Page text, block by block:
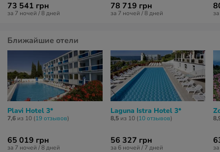
73 541 грн
за 7 ночей / 8 дней
78 719 грн
за 7 ночей / 8 дней
Ближайшие отели
Plavi Hotel 3*
7,6 из 10 (19 отзывов)
65 019 грн
за 7 ночей / 8 дней
Laguna Istra Hotel 3*
8,5из 10 (10 отзывов)
56 327 грн
за 6 ночей / 7 дней